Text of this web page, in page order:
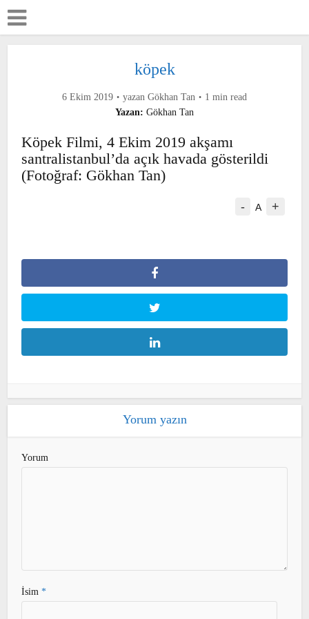
köpek
6 Ekim 2019 yazanGökhan Tan
1 min read
Yazan:Gökhan Tan
Köpek Filmi, 4 Ekim 2019 akşamı
santralistanbul’da açık havada
gösterildi (Fotoğraf: Gökhan Tan)
- A +
Yorum yazın
Yorum
İsim